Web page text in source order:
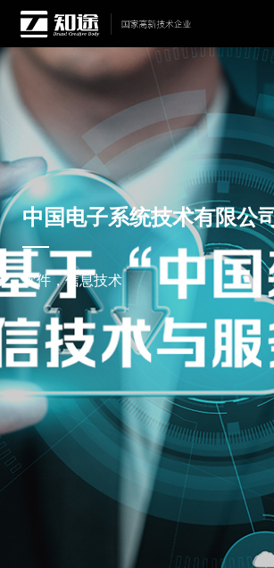
中国电子系统技术有限公
软件，信息技术